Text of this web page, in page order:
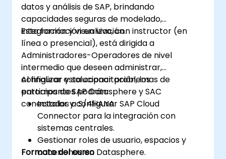
datos y análisis de SAP, brindando
capacidades seguras de modelado,
integración y visualización.
Esta formación en vivo, con instructor (en
línea o presencial), está dirigida a
Administradores-Operadores de nivel
intermedio que deseen administrar,
configurar y solucionar problemas de
entornos de SAP Datasphere y SAC
conectados a S/4HANA.
Al finalizar esta capacitación, los
participantes podrán:
Instalar y configurar SAP Cloud
Connector para la integración con
sistemas centrales.
Gestionar roles de usuario, espacios y
conexiones en Datasphere.
Formato del curso